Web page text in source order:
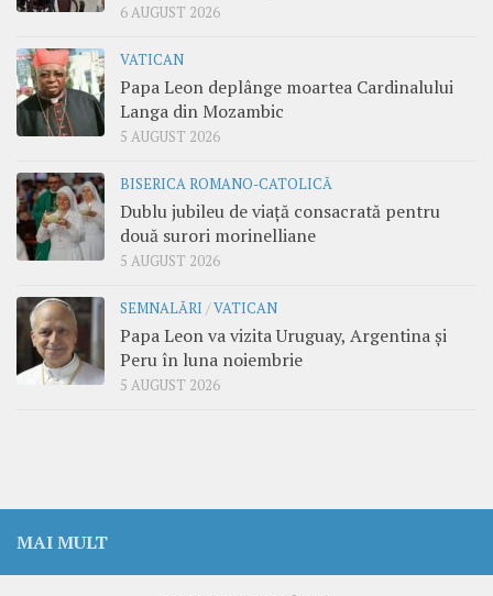
6 AUGUST 2026
VATICAN
Papa Leon deplânge moartea Cardinalului
Langa din Mozambic
5 AUGUST 2026
BISERICA ROMANO-CATOLICĂ
Dublu jubileu de viață consacrată pentru
două surori morinelliane
5 AUGUST 2026
SEMNALĂRI /VATICAN
Papa Leon va vizita Uruguay, Argentina și
Peru în luna noiembrie
5 AUGUST 2026
MAI MULT